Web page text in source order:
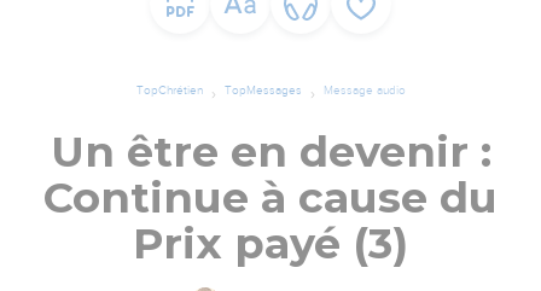
TopChrétien TopMessages Message audio
Un être en devenir :
Continue à cause du
Prix payé (3)